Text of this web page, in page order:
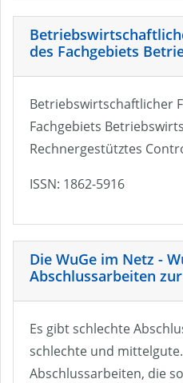
des Fachgebiets
Betriebswirtschaftlicher
Fachgebiets
Rechnergestütztes
ISSN: 1862-5916
Die WuGe im Netz -
Abschlussarbeiten
Es gibt schlechte
schlechte und
Abschlussarbeiten, die